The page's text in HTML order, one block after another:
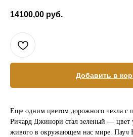
14100,00 руб.
Добавить в
Еще одним цветом дорожного чехла с
Ричард Джинори стал зеленый — цвет
живого в окружающем нас мире. Пауч